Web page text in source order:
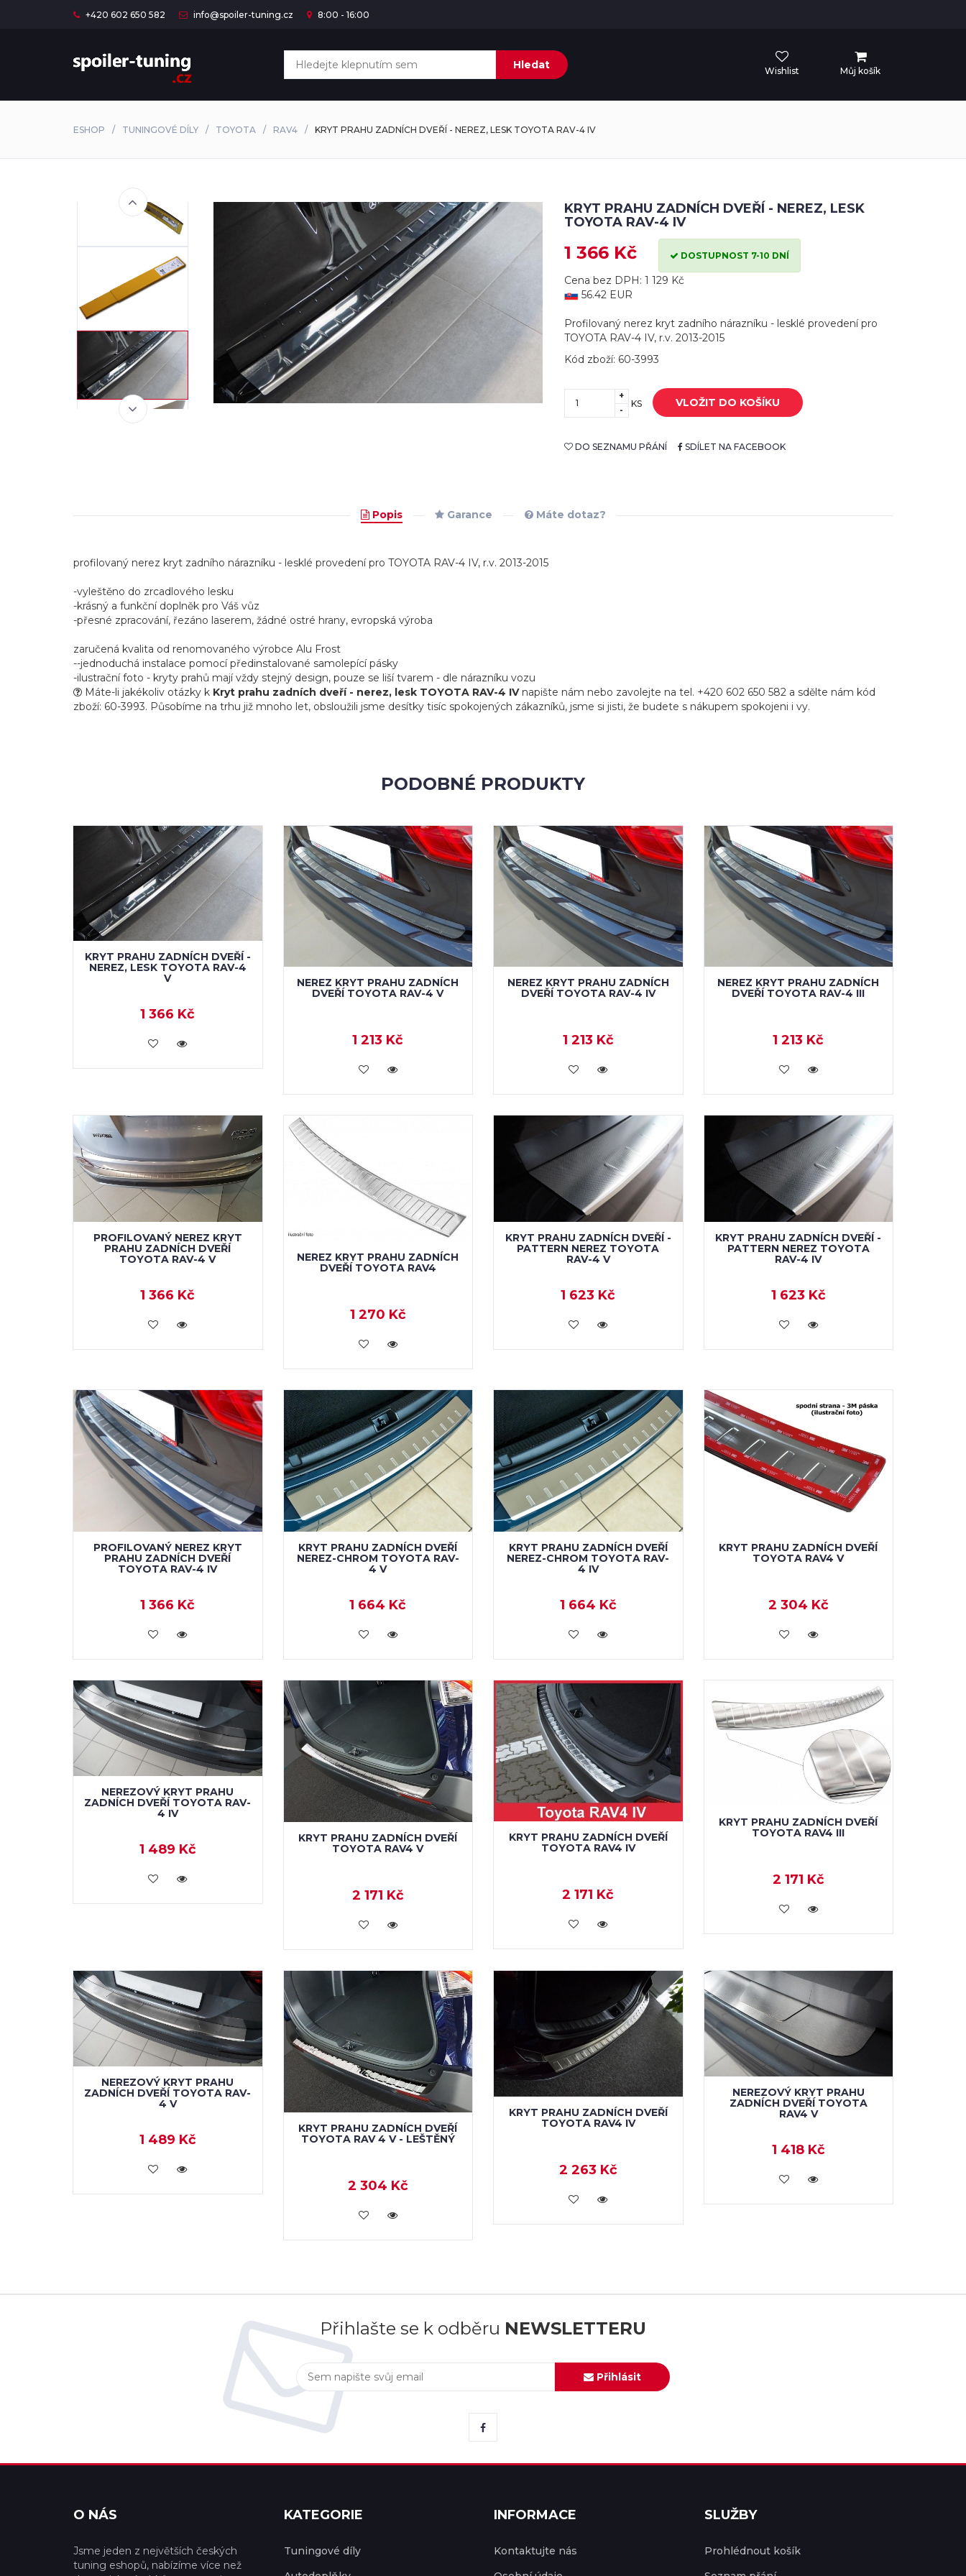
+420 602 650 582 info@spoiler-tuning.cz 8:00 - 16:00
Hledat Wishlist Můj košík
ESHOP TUNINGOVÉ DÍLY TOYOTA RAV4 KRYT PRAHU ZADNÍCH DVEŘÍ - NEREZ, LESK TOYOTA RAV-4 IV
KRYT PRAHU ZADNÍCH DVEŘÍ - NEREZ, LESK
TOYOTA RAV-4 IV
1 366 Kč DOSTUPNOST 7-10 DNÍ
Cena bez DPH: 1 129 Kč
56.42 EUR
Profilovaný nerez kryt zadního nárazníku - lesklé provedení pro
TOYOTA RAV-4 IV, r.v. 2013-2015
Kód zboží: 60-3993
+
-
KS VLOŽIT DO KOŠÍKU
DO SEZNAMU PŘÁNÍ SDÍLET NA FACEBOOK
Popis Garance Máte dotaz?
profilovaný nerez kryt zadního nárazníku - lesklé provedení pro TOYOTA RAV-4 IV, r.v. 2013-2015
-vyleštěno do zrcadlového lesku
-krásný a funkční doplněk pro Váš vůz
-přesné zpracování, řezáno laserem, žádné ostré hrany, evropská výroba
zaručená kvalita od renomovaného výrobce Alu Frost
--jednoduchá instalace pomocí předinstalované samolepící pásky
-ilustrační foto - kryty prahů mají vždy stejný design, pouze se liší tvarem - dle nárazníku vozu
Máte-li jakékoliv otázky k Kryt prahu zadních dveří - nerez, lesk TOYOTA RAV-4 IVnapište nám nebo zavolejte na tel. +420 602 650 582 a sdělte nám kód
zboží: 60-3993. Působíme na trhu již mnoho let, obsloužili jsme desítky tisíc spokojených zákazníků, jsme si jisti, že budete s nákupem spokojeni i vy.
PODOBNÉ PRODUKTY
KRYT PRAHU ZADNÍCH DVEŘÍ -
NEREZ, LESK TOYOTA RAV-4
V
1 366 Kč
KOUPIT
NEREZ KRYT PRAHU ZADNÍCH
DVEŘÍ TOYOTA RAV-4 V
1 213 Kč
KOUPIT
NEREZ KRYT PRAHU ZADNÍCH
DVEŘÍ TOYOTA RAV-4 IV
1 213 Kč
KOUPIT
NEREZ KRYT PRAHU ZADNÍCH
DVEŘÍ TOYOTA RAV-4 III
1 213 Kč
KOUPIT
PROFILOVANÝ NEREZ KRYT
PRAHU ZADNÍCH DVEŘÍ
TOYOTA RAV-4 V
1 366 Kč
KOUPIT
NEREZ KRYT PRAHU ZADNÍCH
DVEŘÍ TOYOTA RAV4
1 270 Kč
KOUPIT
KRYT PRAHU ZADNÍCH DVEŘÍ -
PATTERN NEREZ TOYOTA
RAV-4 V
1 623 Kč
KOUPIT
KRYT PRAHU ZADNÍCH DVEŘÍ -
PATTERN NEREZ TOYOTA
RAV-4 IV
1 623 Kč
KOUPIT
PROFILOVANÝ NEREZ KRYT
PRAHU ZADNÍCH DVEŘÍ
TOYOTA RAV-4 IV
1 366 Kč
KOUPIT
KRYT PRAHU ZADNÍCH DVEŘÍ
NEREZ-CHROM TOYOTA RAV-
4 V
1 664 Kč
KOUPIT
KRYT PRAHU ZADNÍCH DVEŘÍ
NEREZ-CHROM TOYOTA RAV-
4 IV
1 664 Kč
KOUPIT
KRYT PRAHU ZADNÍCH DVEŘÍ
TOYOTA RAV4 V
2 304 Kč
KOUPIT
NEREZOVÝ KRYT PRAHU
ZADNÍCH DVEŘÍ TOYOTA RAV-
4 IV
1 489 Kč
KOUPIT
KRYT PRAHU ZADNÍCH DVEŘÍ
TOYOTA RAV4 V
2 171 Kč
KOUPIT
KRYT PRAHU ZADNÍCH DVEŘÍ
TOYOTA RAV4 IV
2 171 Kč
KOUPIT
KRYT PRAHU ZADNÍCH DVEŘÍ
TOYOTA RAV4 III
2 171 Kč
KOUPIT
NEREZOVÝ KRYT PRAHU
ZADNÍCH DVEŘÍ TOYOTA RAV-
4 V
1 489 Kč
KOUPIT
KRYT PRAHU ZADNÍCH DVEŘÍ
TOYOTA RAV 4 V - LEŠTĚNÝ
2 304 Kč
KOUPIT
KRYT PRAHU ZADNÍCH DVEŘÍ
TOYOTA RAV4 IV
2 263 Kč
KOUPIT
NEREZOVÝ KRYT PRAHU
ZADNÍCH DVEŘÍ TOYOTA
RAV4 V
1 418 Kč
KOUPIT
Přihlašte se k odběru NEWSLETTERU
Přihlásit
O NÁS
Jsme jeden z největších českých
tuning eshopů, nabízíme více než
KATEGORIE
Tuningové díly
INFORMACE
Kontaktujte nás
SLUŽBY
Prohlédnout košík